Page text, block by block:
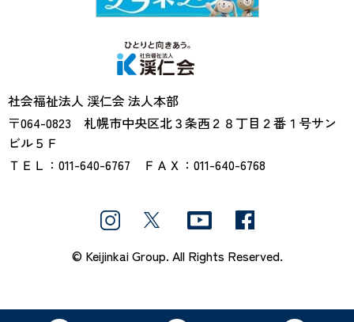
社会福祉法人渓仁会
社会福祉法人 渓仁会 法人本部
〒064-0823 札幌市中央区北３条西２８丁目２番１号サン
ビル５Ｆ
ＴＥＬ：011-640-6767 ＦＡＸ：011-640-6768
© Keijinkai Group. All Rights Reserved.